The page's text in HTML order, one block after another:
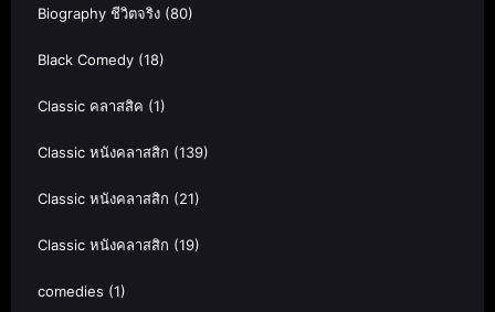
Biography ชีวิตจริง (80)
Black Comedy (18)
Classic คลาสสิค (1)
Classic หนังคลาสสิก (139)
Classic หนังคลาสสิก (21)
Classic หนังคลาสสิก (19)
comedies (1)